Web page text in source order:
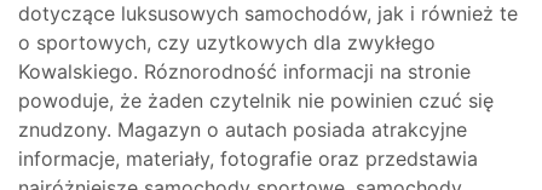
dotyczące luksusowych samochodów, jak i również te
o sportowych, czy uzytkowych dla zwykłego
Kowalskiego. Róznorodność informacji na stronie
powoduje, że żaden czytelnik nie powinien czuć się
znudzony. Magazyn o autach posiada atrakcyjne
informacje, materiały, fotografie oraz przedstawia